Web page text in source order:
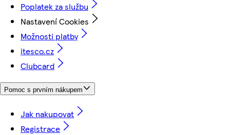
Poplatek za službu
Nastavení Cookies
Možnosti platby
itesco.cz
Clubcard
Pomoc s prvním nákupem
Jak nakupovat
Registrace